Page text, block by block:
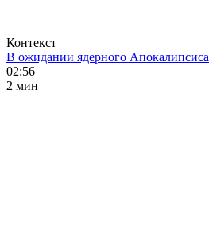
Контекст
В ожидании ядерного Апокалипсиса
02:56
2 мин